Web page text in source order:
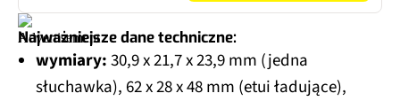
Najważniejsze dane techniczne:
wymiary:30,9 x 21,7 x 23,9 mm (jedna
słuchawka), 62 x 28 x 48 mm (etui ładujące),